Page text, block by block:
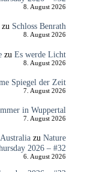
8. August 2026
Schloss Benrath
8. August 2026
zu Es werde Licht
8. August 2026
Spiegel der Zeit
7. August 2026
in Wuppertal
7. August 2026
zu Nature
2026 – #32
6. August 2026